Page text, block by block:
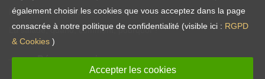
Recettes vite-faites, bien-faites !
La salade, quand, comment, pourquoi ?
Réseaux sociaux
également choisir les cookies que vous acceptez dans la page
consacrée à notre politique de confidentialité (visible ici : RGPD
& Cookies )
Accepter les cookies